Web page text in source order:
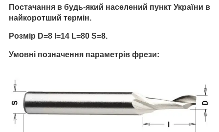
Постачання в будь-який населений пункт України в
найкоротший термін.
Розмір D=8 I=14 L=80 S=8.
Умовні позначення параметрів фрези: